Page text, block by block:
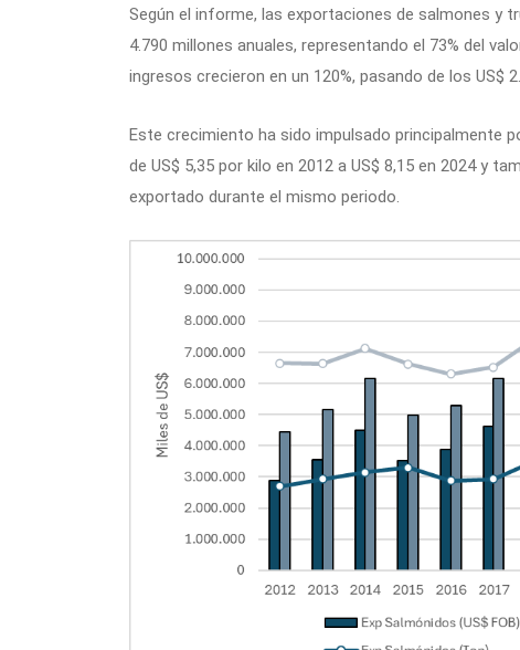
Según el informe, las exportaciones de salmones y
4.790 millones anuales, representando el 73% del
ingresos crecieron en un 120%, pasando de los US$
Este crecimiento ha sido impulsado principalmente
de US$ 5,35 por kilo en 2012 a US$ 8,15 en 2024 y
exportado durante el mismo periodo.